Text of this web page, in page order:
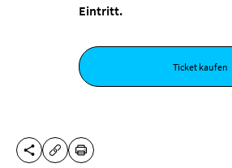
Eintritt.
Ticket kaufen
DIESE SEITE TEILEN
URL KOPIEREN
DRUCKEN